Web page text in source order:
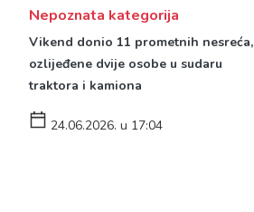
Nepoznata kategorija
Vikend donio 11 prometnih nesreća,
ozlijeđene dvije osobe u sudaru
traktora i kamiona
24.06.2026. u 17:04